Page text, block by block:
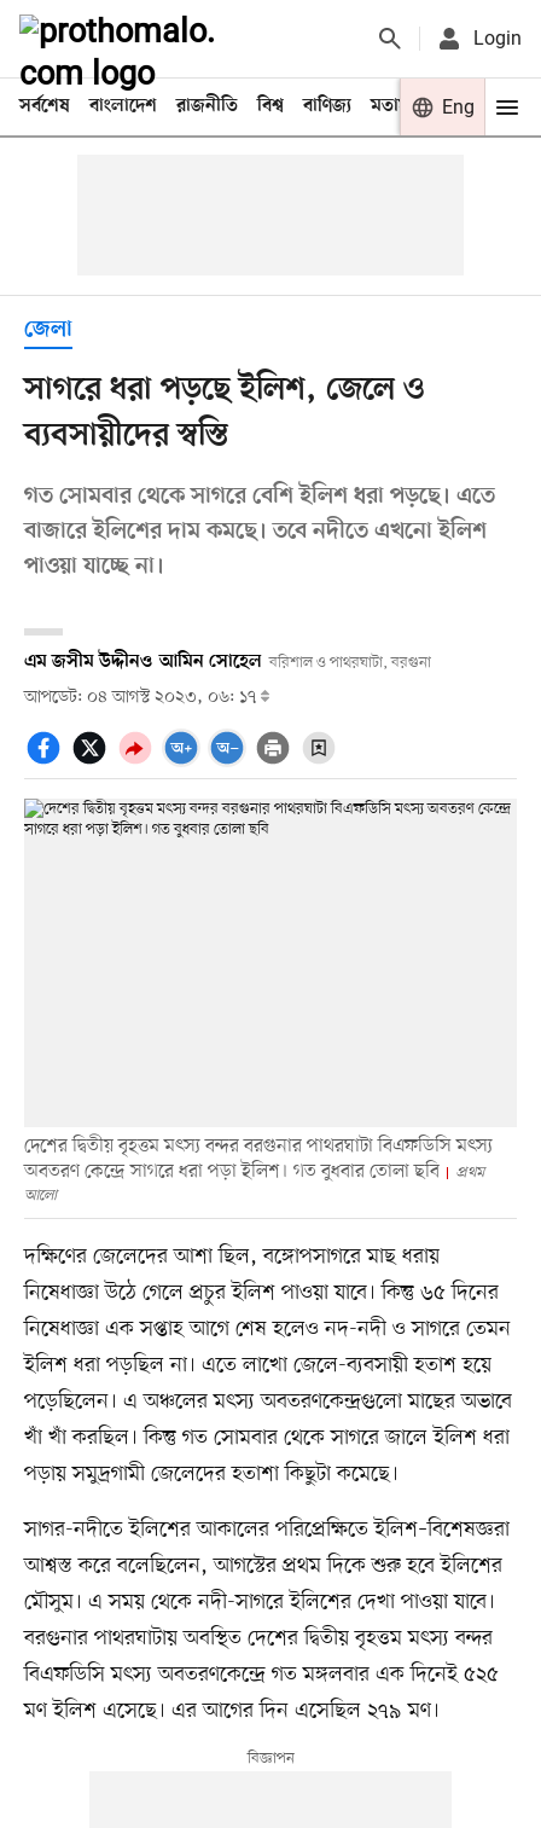
Login
সর্বশেষ বাংলাদেশ রাজনীতি বিশ্ব বাণিজ্য মতামত খেলা
Eng
জেলা
সাগরে ধরা পড়ছে ইলিশ, জেলে ও
ব্যবসায়ীদের স্বস্তি
গত সোমবার থেকে সাগরে বেশি ইলিশ ধরা পড়ছে। এতে
বাজারে ইলিশের দাম কমছে। তবে নদীতে এখনো ইলিশ
পাওয়া যাচ্ছে না।
এম জসীম উদ্দীনও আমিন সোহেল বরিশাল ও পাথরঘাটা, বরগুনা
আপডেট: ০৪ আগস্ট ২০২৩, ০৬: ১৭
দেশের দ্বিতীয় বৃহত্তম মৎস্য বন্দর বরগুনার পাথরঘাটা বিএফডিসি মৎস্য
অবতরণ কেন্দ্রে সাগরে ধরা পড়া ইলিশ। গত বুধবার তোলা ছবি
প্রথম
আলো
দক্ষিণের জেলেদের আশা ছিল, বঙ্গোপসাগরে মাছ ধরায়
নিষেধাজ্ঞা উঠে গেলে প্রচুর ইলিশ পাওয়া যাবে। কিন্তু ৬৫ দিনের
নিষেধাজ্ঞা এক সপ্তাহ আগে শেষ হলেও নদ-নদী ও সাগরে তেমন
ইলিশ ধরা পড়ছিল না। এতে লাখো জেলে-ব্যবসায়ী হতাশ হয়ে
পড়েছিলেন। এ অঞ্চলের মৎস্য অবতরণকেন্দ্রগুলো মাছের অভাবে
খাঁ খাঁ করছিল। কিন্তু গত সোমবার থেকে সাগরে জালে ইলিশ ধরা
পড়ায় সমুদ্রগামী জেলেদের হতাশা কিছুটা কমেছে।
সাগর-নদীতে ইলিশের আকালের পরিপ্রেক্ষিতে ইলিশ–বিশেষজ্ঞরা
আশ্বস্ত করে বলেছিলেন, আগস্টের প্রথম দিকে শুরু হবে ইলিশের
মৌসুম। এ সময় থেকে নদী-সাগরে ইলিশের দেখা পাওয়া যাবে।
বরগুনার পাথরঘাটায় অবস্থিত দেশের দ্বিতীয় বৃহত্তম মৎস্য বন্দর
বিএফডিসি মৎস্য অবতরণকেন্দ্রে গত মঙ্গলবার এক দিনেই ৫২৫
মণ ইলিশ এসেছে। এর আগের দিন এসেছিল ২৭৯ মণ।